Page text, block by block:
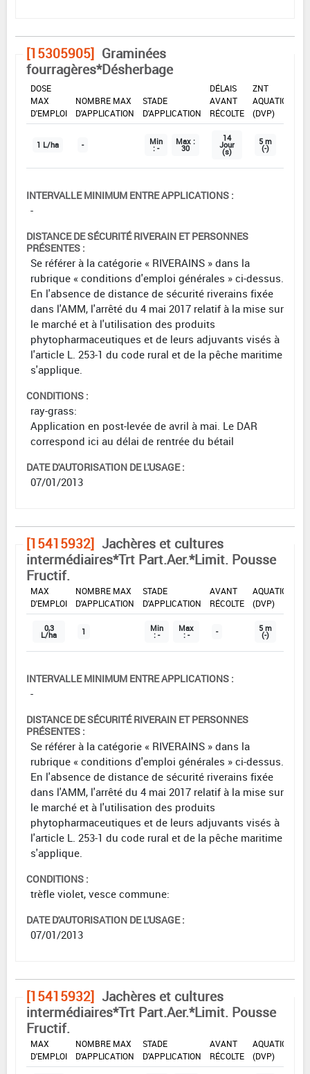
[15305905] Graminées
fourragères*Désherbage
DOSE
MAX
D'EMPLOI
NOMBRE MAX
D'APPLICATION
STADE
D'APPLICATION
DÉLAIS
AVANT
RÉCOLTE
ZNT
AQUATIQUE
(DVP)
1 L/ha - Min
: -
Max :
30
14
Jour
(s)
5 m
(-)
INTERVALLE MINIMUM ENTRE APPLICATIONS :
-
DISTANCE DE SÉCURITÉ RIVERAIN ET PERSONNES
PRÉSENTES :
Se référer à la catégorie « RIVERAINS » dans la
rubrique « conditions d'emploi générales » ci-dessus.
En l'absence de distance de sécurité riverains fixée
dans l'AMM, l'arrêté du 4 mai 2017 relatif à la mise sur
le marché et à l'utilisation des produits
phytopharmaceutiques et de leurs adjuvants visés à
l'article L. 253-1 du code rural et de la pêche maritime
s'applique.
CONDITIONS :
ray-grass:
Application en post-levée de avril à mai. Le DAR
correspond ici au délai de rentrée du bétail
DATE D'AUTORISATION DE L'USAGE :
07/01/2013
[15415932] Jachères et cultures
intermédiaires*Trt Part.Aer.*Limit. Pousse
Fructif.
DOSE
MAX
D'EMPLOI
NOMBRE MAX
D'APPLICATION
STADE
D'APPLICATION
AVANT
RÉCOLTE
AQUATIQUE
(DVP)
0,3
L/ha 1 Min
: -
Max
: - - 5 m
(-)
INTERVALLE MINIMUM ENTRE APPLICATIONS :
-
DISTANCE DE SÉCURITÉ RIVERAIN ET PERSONNES
PRÉSENTES :
Se référer à la catégorie « RIVERAINS » dans la
rubrique « conditions d'emploi générales » ci-dessus.
En l'absence de distance de sécurité riverains fixée
dans l'AMM, l'arrêté du 4 mai 2017 relatif à la mise sur
le marché et à l'utilisation des produits
phytopharmaceutiques et de leurs adjuvants visés à
l'article L. 253-1 du code rural et de la pêche maritime
s'applique.
CONDITIONS :
trèfle violet, vesce commune:
DATE D'AUTORISATION DE L'USAGE :
07/01/2013
[15415932] Jachères et cultures
intermédiaires*Trt Part.Aer.*Limit. Pousse
Fructif.
DOSE
MAX
D'EMPLOI
NOMBRE MAX
D'APPLICATION
STADE
D'APPLICATION
AVANT
RÉCOLTE
AQUATIQUE
(DVP)